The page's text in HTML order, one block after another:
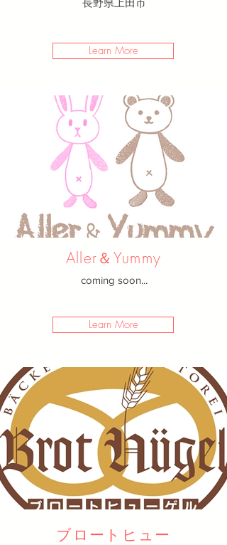
長野県上田市
Learn More
Aller＆Yummy
coming soon...
Learn More
ブロートヒュー